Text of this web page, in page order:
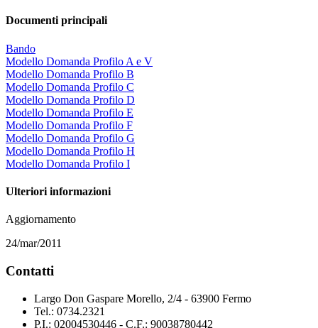
Documenti principali
Bando
Modello Domanda Profilo A e V
Modello Domanda Profilo B
Modello Domanda Profilo C
Modello Domanda Profilo D
Modello Domanda Profilo E
Modello Domanda Profilo F
Modello Domanda Profilo G
Modello Domanda Profilo H
Modello Domanda Profilo I
Ulteriori informazioni
Aggiornamento
24/mar/2011
Contatti
Largo Don Gaspare Morello, 2/4 - 63900 Fermo
Tel.: 0734.2321
P.I.: 02004530446 - C.F.: 90038780442